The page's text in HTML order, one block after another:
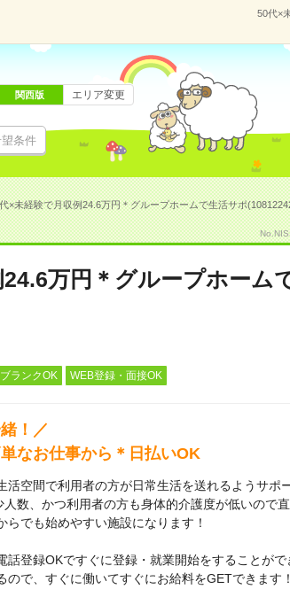
50代×
条件
関西版 エリア変更
×未経験で月収例24.6万円＊グループホームで生活サポ
万円＊グループホーム
ブランクOK WEB登録・面接OK
！／
なお仕事から＊日払いOK
活空間で利用者の方が日常生活を送れるようサポ
数、かつ利用者の方も身体的介護度が低いので
でも始めやすい施設になります！
話登録OKですぐに登録・就業開始をすることがで
で、すぐに働いてすぐにお給料をGETできます！